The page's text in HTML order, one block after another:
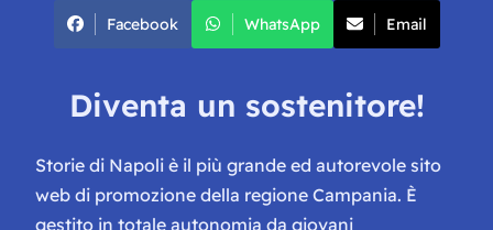
Facebook WhatsApp Email
Diventa un sostenitore!
Storie di Napoli è il più grande ed autorevole sito
web di promozione della regione Campania. È
gestito in totale autonomia da giovani